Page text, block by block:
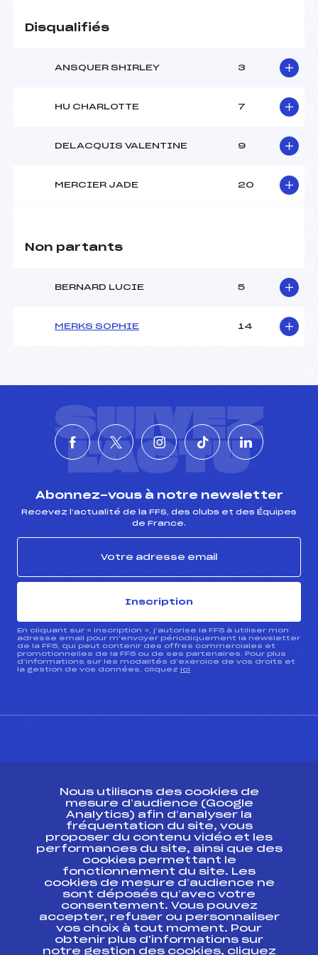
Catégorie :
Disqualifiés
ANSQUER SHIRLEY 3
HU CHARLOTTE 7
DELACQUIS VALENTINE 9
MERCIER JADE 20
Non partants
BERNARD LUCIE 5
MERKS SOPHIE 14
SUIVEZ
L'ACTU
Abonnez-vous à notre newsletter
Recevez l’actualité de la FFS, des clubs et des Équipes
de France.
Inscription
En cliquant sur « inscription », j’autorise la FFS à utiliser mon
adresse email pour m’envoyer périodiquement la newsletter
de la FFS, qui peut contenir des offres commerciales et
promotionnelles de la FFS ou de ses partenaires. Pour plus
d’informations sur les modalités d’exercice de vos droits et
la gestion de vos données, cliquez ici
Ressources
Pass’Neige
Projet sportif fédéral
Projet de performance fédéral
Antidopage
Pôle Développement, Formation, Suivi
Scientifique
Listes ministérielles
Nous utilisons des cookies de
mesure d’audience (Google
Analytics) afin d’analyser la
fréquentation du site, vous
proposer du contenu vidéo et les
performances du site, ainsi que des
cookies permettant le
fonctionnement du site. Les
cookies de mesure d’audience ne
sont déposés qu’avec votre
consentement. Vous pouvez
accepter, refuser ou personnaliser
vos choix à tout moment. Pour
obtenir plus d'informations sur
notre gestion des cookies, cliquez